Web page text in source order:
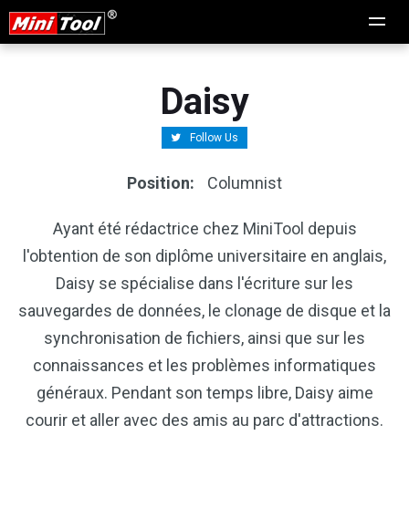
Daisy
Follow Us
Position: Columnist
Ayant été rédactrice chez MiniTool depuis
l'obtention de son diplôme universitaire en anglais,
Daisy se spécialise dans l'écriture sur les
sauvegardes de données, le clonage de disque et la
synchronisation de fichiers, ainsi que sur les
connaissances et les problèmes informatiques
généraux. Pendant son temps libre, Daisy aime
courir et aller avec des amis au parc d'attractions.